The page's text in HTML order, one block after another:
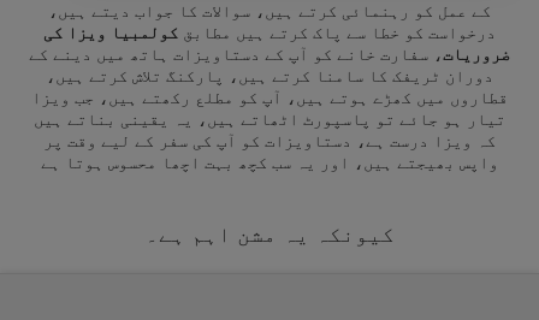
کے عمل کو رہنمائی کرتے ہیں، سوالات کا جواب دیتے ہیں،
درخواست کو خطا سے پاک کرتے ہیں مطابق کولمبیا ویزا کی
ضروریات، سفارت خانے کو آپ کے دستاویزات ہاتھ میں دینے کے
دوران ٹریفک کا سامنا کرتے ہیں، پارکنگ تلاش کرتے ہیں،
قطاروں میں کھڑے ہوتے ہیں، آپ کو مطلع رکھتے ہیں، جب ویزا
تیار ہو جائے تو پاسپورٹ اٹھاتے ہیں، یہ یقینی بناتے ہیں
کہ ویزا درست ہے، دستاویزات کو آپ کی سفر کے لیے وقت پر
واپس بھیجتے ہیں، اور یہ سب کچھ بہت اچھا محسوس ہوتا ہے
کیونکہ یہ مشن اہم ہے۔